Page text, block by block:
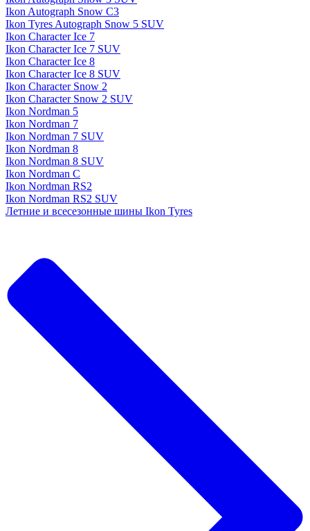
Ikon Autograph Snow C3
Ikon Tyres Autograph Snow 5 SUV
Ikon Character Ice 7
Ikon Character Ice 7 SUV
Ikon Character Ice 8
Ikon Character Ice 8 SUV
Ikon Character Snow 2
Ikon Character Snow 2 SUV
Ikon Nordman 5
Ikon Nordman 7
Ikon Nordman 7 SUV
Ikon Nordman 8
Ikon Nordman 8 SUV
Ikon Nordman C
Ikon Nordman RS2
Ikon Nordman RS2 SUV
Летние и всесезонные шины Ikon Tyres